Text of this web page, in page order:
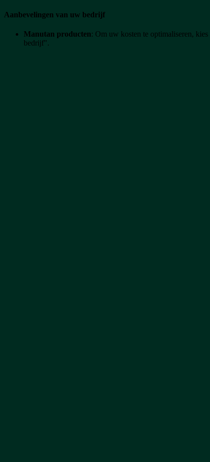
Aanbevelingen van uw bedrijf
Manutan producten: Om uw kosten te optimaliseren,
bedrijf".